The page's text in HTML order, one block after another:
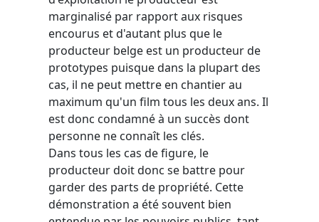
marginalisé par rapport aux risques
encourus et d'autant plus que le
producteur belge est un producteur de
prototypes puisque dans la plupart des
cas, il ne peut mettre en chantier au
maximum qu'un film tous les deux ans. Il
est donc condamné à un succès dont
personne ne connaît les clés.
Dans tous les cas de figure, le
producteur doit donc se battre pour
garder des parts de propriété. Cette
démonstration a été souvent bien